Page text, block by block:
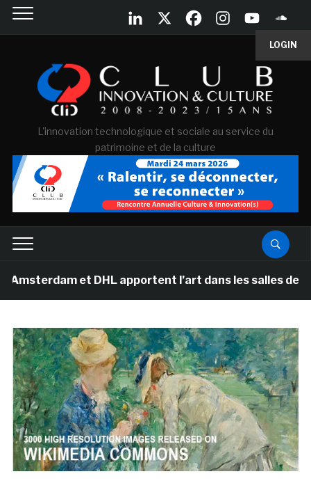
LOGIN
L'innovation technologique et sociale au service du
patrimoine et de la culture
et DHL apportent l’art dans les salles de classe